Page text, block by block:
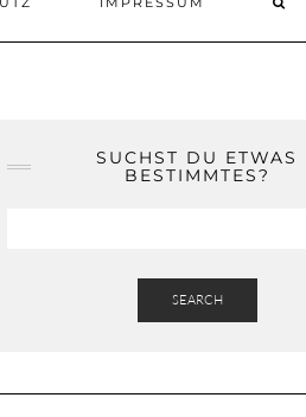
SUCHST DU ETWAS
BESTIMMTES?
SEARCH